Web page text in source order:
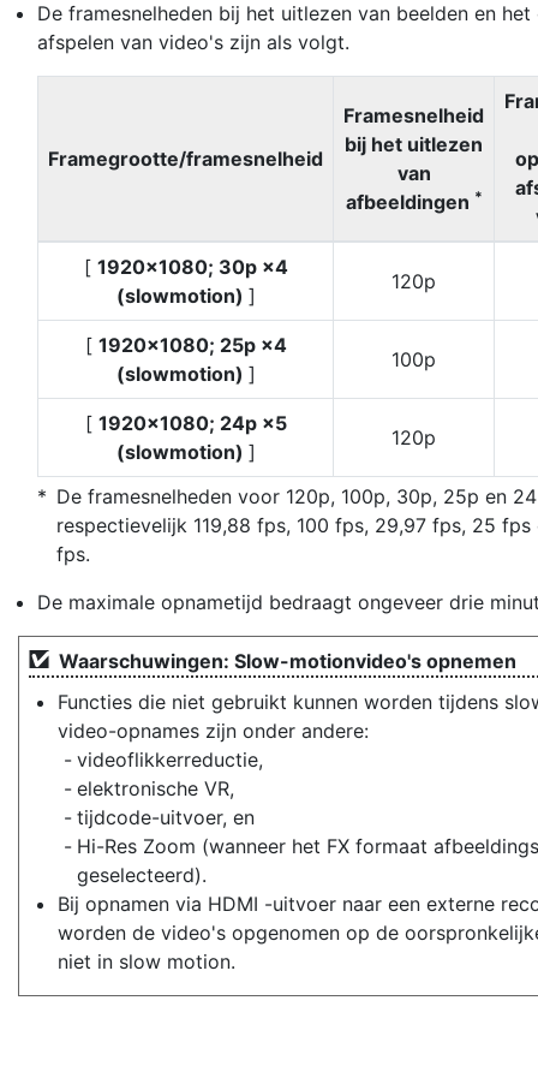
De framesnelheden bij het uitlezen van beelden en het
afspelen van video's zijn als volgt.
Framegrootte/framesnelheid
Framesnelheid
bij het uitlezen
van
afbeeldingen *
[ 1920×1080; 30p ×4
(slowmotion) ]
120p
[ 1920×1080; 25p ×4
(slowmotion) ]
100p
[ 1920×1080; 24p ×5
(slowmotion) ]
120p
De framesnelheden voor 120p, 100p, 30p, 25p en
respectievelijk 119,88 fps, 100 fps, 29,97 fps, 25 fps
fps.
De maximale opnametijd bedraagt ongeveer drie
Waarschuwingen: Slow-motionvideo's opnemen
Functies die niet gebruikt kunnen worden tijdens
video-opnames zijn onder andere:
videoflikkerreductie,
elektronische VR,
tijdcode-uitvoer, en
Hi-Res Zoom (wanneer het FX formaat
geselecteerd).
Bij opnamen via HDMI -uitvoer naar een externe
worden de video's opgenomen op de
niet in slow motion.